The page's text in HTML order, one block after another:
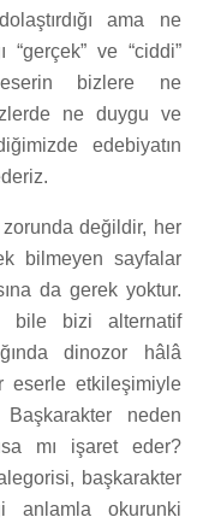
ama ne
“gerçek” ve “ciddi”
eserin bizlere ne
ne duygu ve
edebiyatın
değildir, her
bilmeyen sayfalar
da gerek yoktur.
bile bizi alternatif
dinozor hâlâ
eserle etkileşimiyle
neden
mı işaret eder?
başkarakter
anlamla okurunki